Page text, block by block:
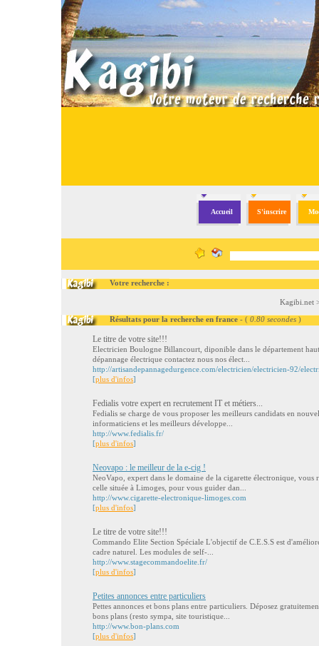
Accueil S'inscrire
Votre recherche :
Kagibi.net
Résultats pour la recherche en france - ( 0.80 secondes )
Le titre de votre site!!!
Electricien Boulogne Billancourt, diponible dans le département
dépannage électrique contactez nous nos élect...
http://artisandepannagedurgence.com/electricien/electricien-92/
[plus d'infos]
Fedialis votre expert en recrutement IT et métiers...
Fedialis se charge de vous proposer les meilleurs candidats en
informaticiens et les meilleurs développe...
http://www.fedialis.fr/
[plus d'infos]
Neovapo : le meilleur de la e-cig !
NeoVapo, expert dans le domaine de la cigarette électronique, vous
celle située à Limoges, pour vous guider dan...
http://www.cigarette-electronique-limoges.com
[plus d'infos]
Le titre de votre site!!!
Commando Elite Section Spéciale L'objectif de C.E.S.S est
cadre naturel. Les modules de self-...
http://www.stagecommandoelite.fr/
[plus d'infos]
Petites annonces entre particuliers
Pettes annonces et bons plans entre particuliers. Déposez
bons plans (resto sympa, site touristique...
http://www.bon-plans.com
[plus d'infos]